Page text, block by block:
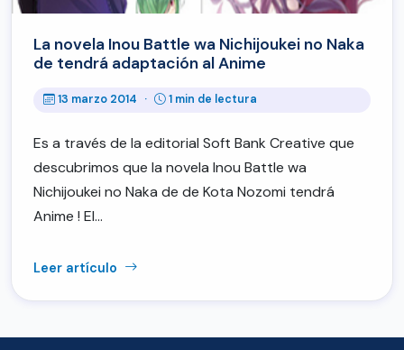
La novela Inou Battle wa Nichijoukei no Naka
de tendrá adaptación al Anime
13 marzo 2014 · 1 min de lectura
Es a través de la editorial Soft Bank Creative que
descubrimos que la novela Inou Battle wa
Nichijoukei no Naka de de Kota Nozomi tendrá
Anime ! El…
Leer artículo